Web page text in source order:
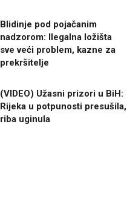
Blidinje pod pojačanim
nadzorom: Ilegalna ložišta
sve veći problem, kazne za
prekršitelje
(VIDEO) Užasni prizori u BiH:
Rijeka u potpunosti presušila,
riba uginula